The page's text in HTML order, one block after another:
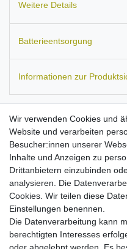
Weitere Details
Batterieentsorgung
Informationen zur
Passend für:Beats Pill 2.0
ICP092941SH). Ersetzt
J272/ICP092941SH,
10 mm.Kapazität: 750 mAh.
Hohe Stand-by- und
mit maximal
Hochwertige Zellen mit
passgenau verarbeitet
ersetzt den
Wir verwenden Cookies und
Website und verarbeiten
Besucher:innen unserer
Inhalte und Anzeigen zu
Drittanbietern einzubinden
analysieren. Die
Cookies. Wir teilen diese
Einstellungen benennen.
Die Datenverarbeitung kann
berechtigten Interesses